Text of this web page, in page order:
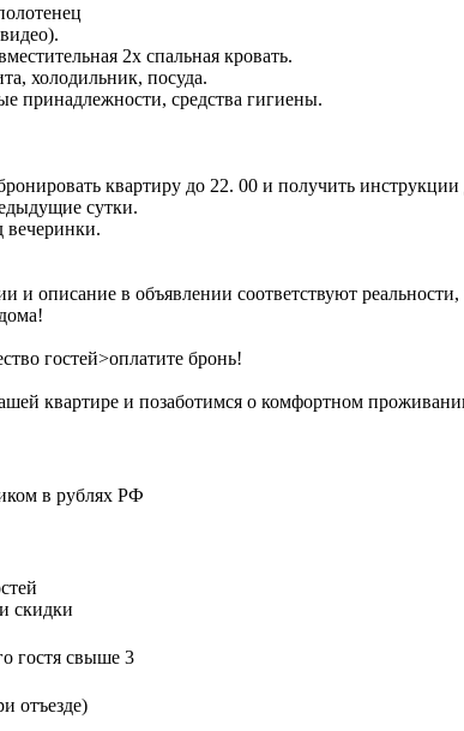
2х спальная кровать.
холодильник, посуда.
принадлежности, средства гигиены.
квартиру до 22. 00 и получить
сутки.
и описание в объявлении соответствуют
гостей>оплатите бронь!
квартире и позаботимся о комфортном
в рублях РФ
скидки
гостя свыше 3
отъезде)